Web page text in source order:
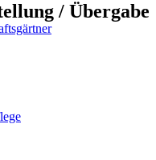
/ Übergabe